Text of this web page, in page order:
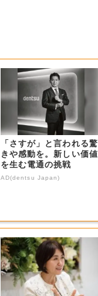
「さすが」と言われる驚
きや感動を。新しい価値
を生む電通の挑戦
AD(dentsu Japan)